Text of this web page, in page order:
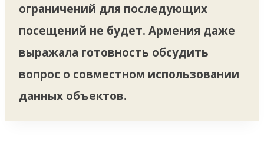
ограничений для последующих
посещений не будет. Армения даже
выражала готовность обсудить
вопрос о совместном использовании
данных объектов.